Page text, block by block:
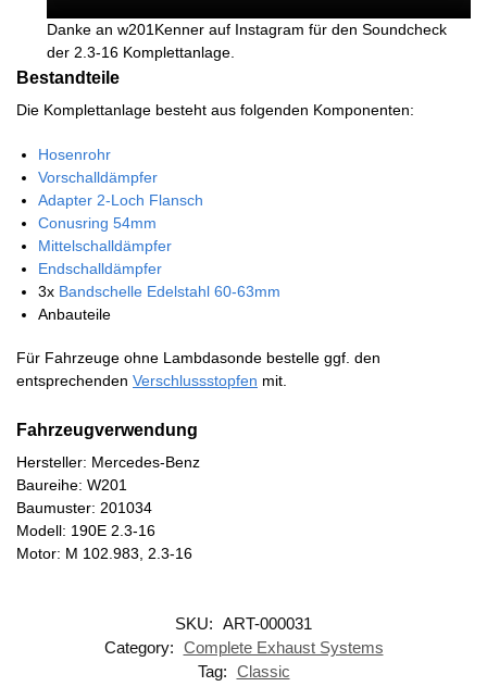
Danke an w201Kenner auf Instagram für den Soundcheck
der 2.3-16 Komplettanlage.
Bestandteile
Die Komplettanlage besteht aus folgenden Komponenten:
Hosenrohr
Vorschalldämpfer
Adapter 2-Loch Flansch
Conusring 54mm
Mittelschalldämpfer
Endschalldämpfer
3x Bandschelle Edelstahl 60-63mm
Anbauteile
Für Fahrzeuge ohne Lambdasonde bestelle ggf. den
entsprechenden Verschlussstopfen mit.
Fahrzeugverwendung
Hersteller: Mercedes-Benz
Baureihe: W201
Baumuster: 201034
Modell: 190E 2.3-16
Motor: M 102.983, 2.3-16
SKU: ART-000031
Category: Complete Exhaust Systems
Tag: Classic